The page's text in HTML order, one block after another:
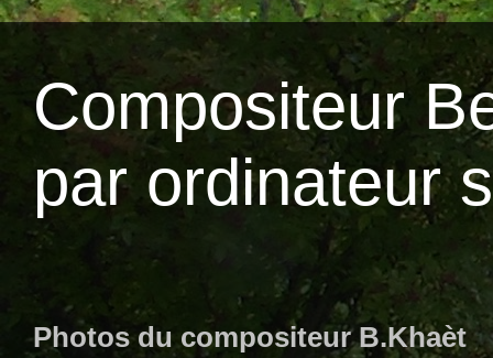
Compositeur
par ordinateur
Photos du compositeur B.Khaèt